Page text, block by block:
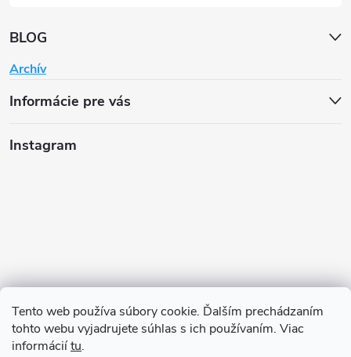
Tento web používa súbory cookie. Ďalším prechádzaním
tohto webu vyjadrujete súhlas s ich používaním. Viac
informáciítu.
BLOG
Archív
Informácie pre vás
Instagram